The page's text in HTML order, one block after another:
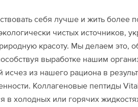
себя лучше и жить более
чистых источников,
красоту. Мы делаем это,
выработке нашим
исчез из нашего рациона в
Коллагеновые пептиды
в холодных или горячих